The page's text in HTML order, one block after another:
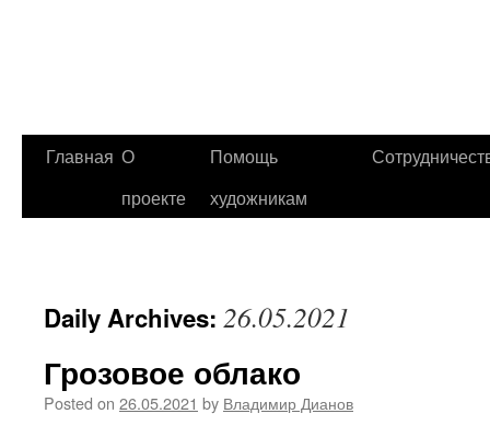
Главная О
проекте
Помощь
художникам
Daily Archives: 26.05.2021
Грозовое облако
Posted on 26.05.2021 by Владимир Дианов